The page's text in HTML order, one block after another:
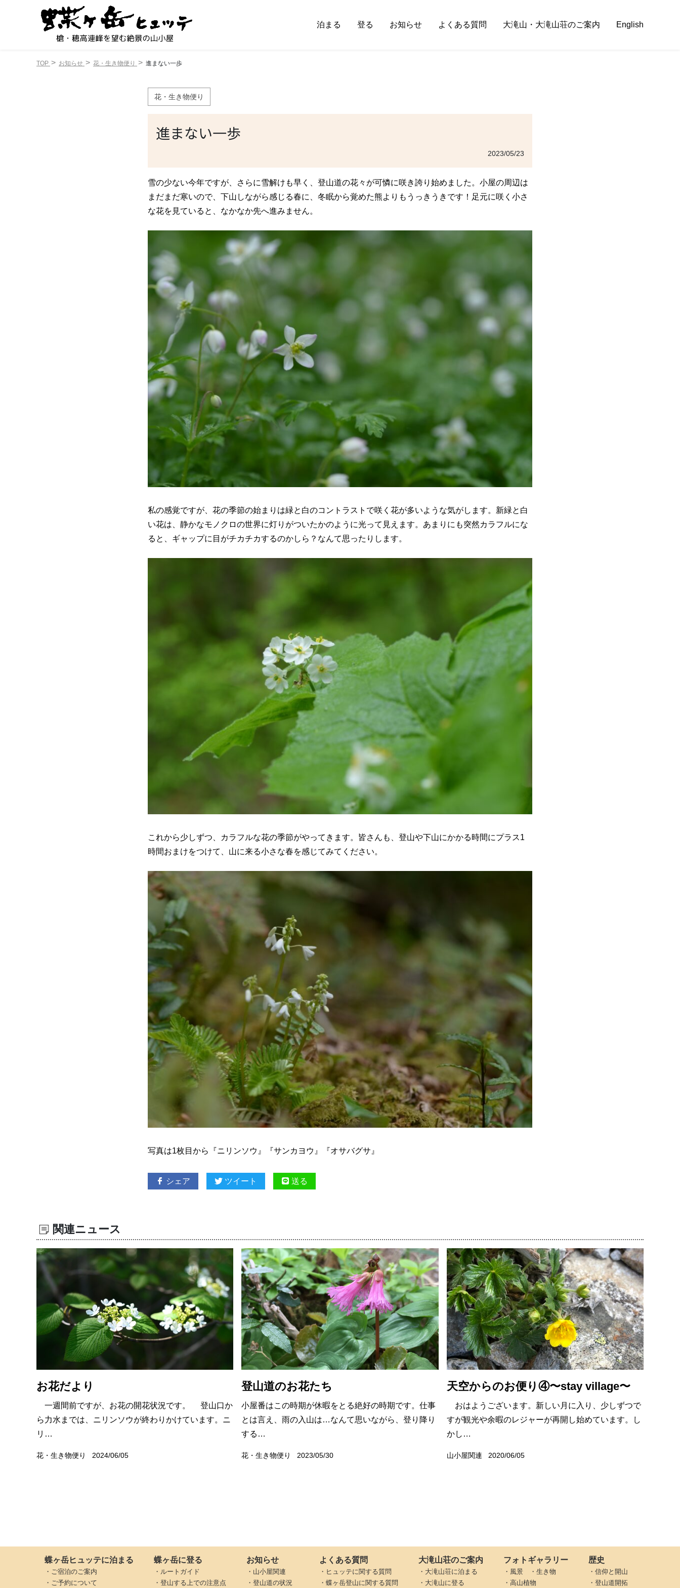
泊まる 登る お知らせ よくある質問 大滝山・大滝山荘のご案内 English
TOP お知らせ 花・生き物便り 進まない一歩
花・生き物便り
進まない一歩
2023/05/23
雪の少ない今年ですが、さらに雪解けも早く、登山道の花々が可憐に咲き誇り始めました。小屋の周辺は
まだまだ寒いので、下山しながら感じる春に、冬眠から覚めた熊よりもうっきうきです！足元に咲く小さ
な花を見ていると、なかなか先へ進みません。
私の感覚ですが、花の季節の始まりは緑と白のコントラストで咲く花が多いような気がします。新緑と白
い花は、静かなモノクロの世界に灯りがついたかのように光って見えます。あまりにも突然カラフルにな
ると、ギャップに目がチカチカするのかしら？なんて思ったりします。
これから少しずつ、カラフルな花の季節がやってきます。皆さんも、登山や下山にかかる時間にプラス1
時間おまけをつけて、山に来る小さな春を感じてみてください。
写真は1枚目から『ニリンソウ』『サンカヨウ』『オサバグサ』
シェア ツイート 送る
関連ニュース
お花だより
一週間前ですが、お花の開花状況です。 登山口か
ら力水までは、ニリンソウが終わりかけています。ニ
リ…
花・生き物便り 2024/06/05
登山道のお花たち
小屋番はこの時期が休暇をとる絶好の時期です。仕事
とは言え、雨の入山は…なんて思いながら、登り降り
する…
花・生き物便り 2023/05/30
天空からのお便り④〜stay village〜
おはようございます。新しい月に入り、少しずつで
すが観光や余暇のレジャーが再開し始めています。し
かし…
山小屋関連 2020/06/05
蝶ヶ岳ヒュッテに泊まる
・ご宿泊のご案内
・ご予約について
蝶ヶ岳に登る
・ルートガイド
・登山する上での注意点
お知らせ
・山小屋関連
・登山道の状況
よくある質問
・ヒュッテに関する質問
・蝶ヶ岳登山に関する質問
大滝山荘のご案内
・大滝山荘に泊まる
・大滝山に登る
フォトギャラリー
・風景 ・生き物
・高山植物
歴史
・信仰と開山
・登山道開拓